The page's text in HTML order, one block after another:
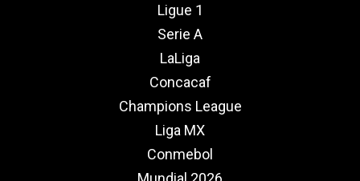
Ligue 1
Serie A
LaLiga
Concacaf
Champions League
Liga MX
Conmebol